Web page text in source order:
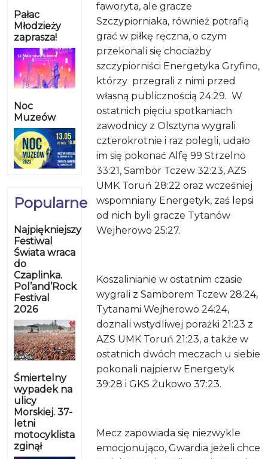
Pałac
Młodzieży
zaprasza!
Noc
Muzeów
Popularne
Najpiękniejszy
Festiwal
Świata wraca
do
Czaplinka.
Pol’and’Rock
Festival
2026
Śmiertelny
wypadek na
ulicy
Morskiej. 37-
letni
motocyklista
zginął
faworyta, ale gracze
Szczypiorniaka, również potrafią
grać w piłkę ręczna, o czym
przekonali się chociażby
szczypiorniści Energetyka Gryfino,
którzy przegrali z nimi przed
własną publicznością 24:29. W
ostatnich pięciu spotkaniach
zawodnicy z Olsztyna wygrali
czterokrotnie i raz polegli, udało
im się pokonać Alfę 99 Strzelno
33:21, Sambor Tczew 32:23, AZS
UMK Toruń 28:22 oraz wcześniej
wspomniany Energetyk, zaś lepsi
od nich byli gracze Tytanów
Wejherowo 25:27.
Koszalinianie w ostatnim czasie
wygrali z Samborem Tczew 28:24,
Tytanami Wejherowo 24:24,
doznali wstydliwej porażki 21:23 z
AZS UMK Toruń 21:23, a także w
ostatnich dwóch meczach u siebie
pokonali najpierw Energetyk
39:28 i GKS Żukowo 37:23.
Mecz zapowiada się niezwykle
emocjonująco, Gwardia jeżeli chce